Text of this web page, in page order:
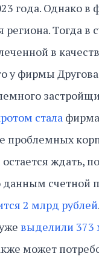
года. Однако в
Тогда в
в
фирмы Другова
стала
проблемных
ждать,
счетной
2 млрд рублей
выделили 373
может